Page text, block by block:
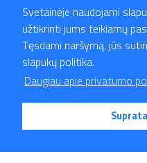
Svetainėje naudojami
užtikrinti jums teikiamų
Tęsdami naršymą, jūs
slapukų politika.
Daugiau apie privatumo